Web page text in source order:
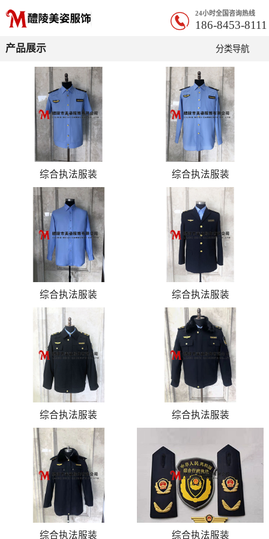
24小时全国咨询热线
186-8453-8111
产品展示 分类导航
综合执法服装 综合执法服装
综合执法服装 综合执法服装
综合执法服装 综合执法服装
综合执法服装 综合执法服装